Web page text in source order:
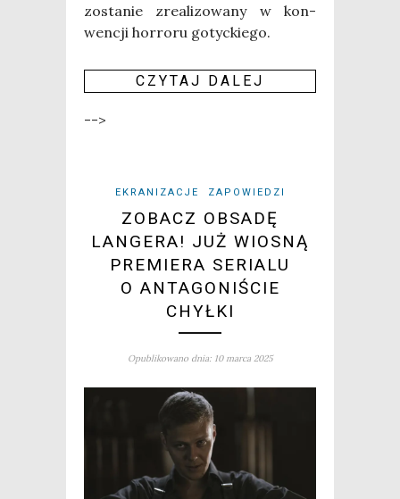
zosta­nie zre­ali­zo­wa­ny w kon­
wen­cji hor­ro­ru gotyckiego.
CZY­TAJ DALEJ
-->
EKRANIZACJE ZAPOWIEDZI
ZOBACZ OBSADĘ
LANGERA! JUŻ WIOSNĄ
PREMIERA SERIALU
O ANTAGONIŚCIE
CHYŁKI
Opublikowano dnia: 10 marca 2025